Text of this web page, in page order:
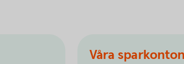
Våra sparkonton